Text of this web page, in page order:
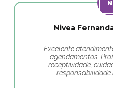
Nivea
Excelente
agendamentos.
receptividade,
responsabilidade